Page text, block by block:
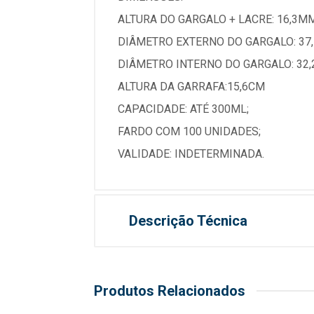
ALTURA DO GARGALO + LACRE:
DIÂMETRO EXTERNO DO GARGALO:
DIÂMETRO INTERNO DO GARGALO:
ALTURA DA GARRAFA:15,6CM
CAPACIDADE: ATÉ 300ML;
FARDO COM 100 UNIDADES;
VALIDADE: INDETERMINADA.
Descrição Técnica
Produtos Relacionados